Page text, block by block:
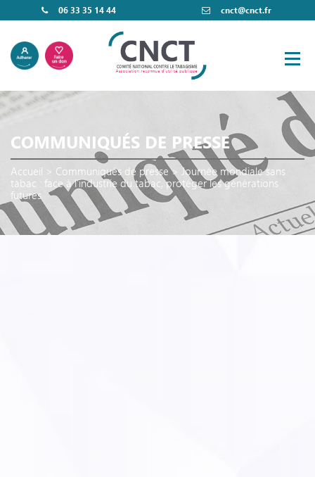
06 33 35 14 44 cnct@cnct.fr
COMMUNIQUÉS DE PRESSE
Accueil > Communiqués de presse> Journée mondiale sans
tabac : face à l’industrie du tabac, protéger les générations
futures